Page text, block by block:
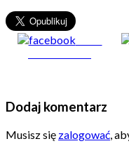
Dodaj komentarz
Musisz się zalogować,